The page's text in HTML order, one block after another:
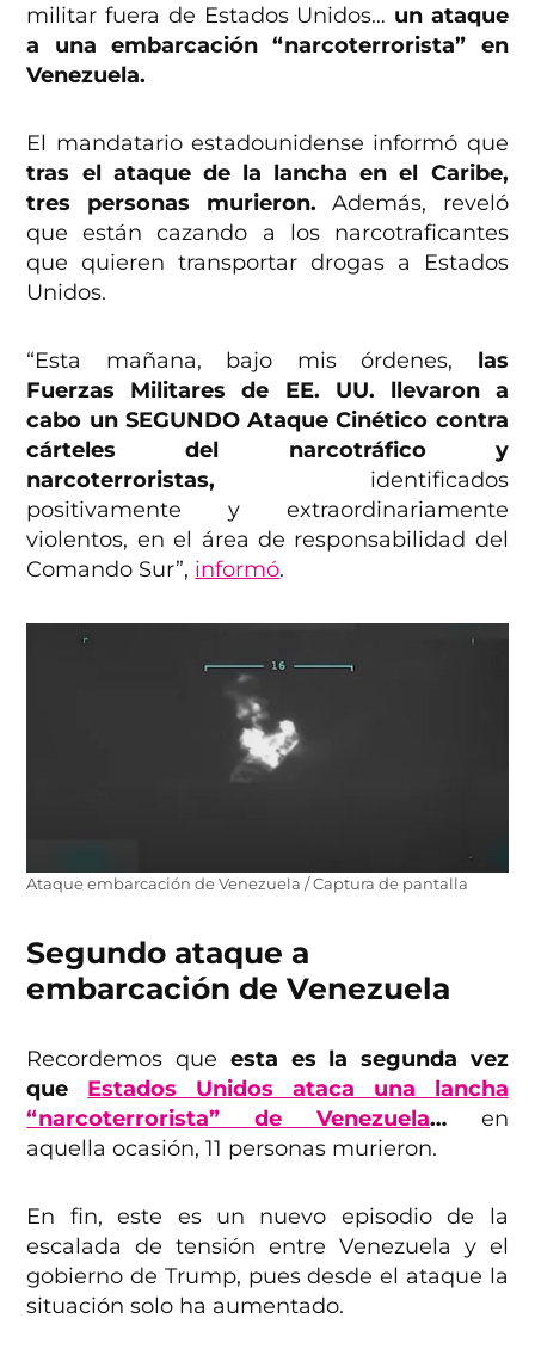
militar fuera de Estados Unidos… un ataque
a una embarcación “narcoterrorista” en
Venezuela.
El mandatario estadounidense informó que
tras el ataque de la lancha en el Caribe,
tres personas murieron. Además, reveló
que están cazando a los narcotraficantes
que quieren transportar drogas a Estados
Unidos.
“Esta mañana, bajo mis órdenes, las
Fuerzas Militares de EE. UU. llevaron a
cabo un SEGUNDO Ataque Cinético contra
cárteles del narcotráfico y
narcoterroristas, identificados
positivamente y extraordinariamente
violentos, en el área de responsabilidad del
Comando Sur”, informó.
Ataque embarcación de Venezuela / Captura de pantalla
Segundo ataque a
embarcación de Venezuela
Recordemos que esta es la segunda vez
que Estados Unidos ataca una lancha
“narcoterrorista” de Venezuela…en
aquella ocasión, 11 personas murieron.
En fin, este es un nuevo episodio de la
escalada de tensión entre Venezuela y el
gobierno de Trump, pues desde el ataque la
situación solo ha aumentado.